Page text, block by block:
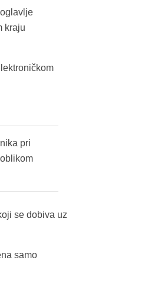
kraju
pri
se dobiva uz
samo